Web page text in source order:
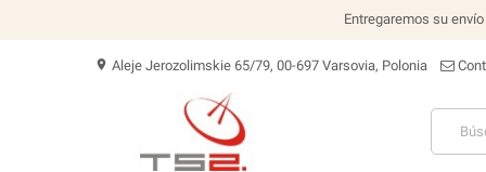
Entregaremos su
location_on Aleje Jerozolimskie 65/79, 00-697 Varsovia, Polonia